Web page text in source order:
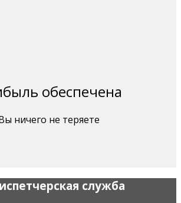
обеспечена
ничего не теряете
служба